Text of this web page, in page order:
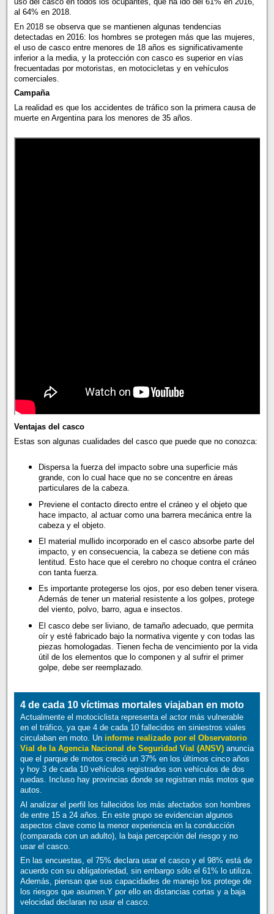
al 64% en 2018.
En 2018 se observa que se mantienen algunas tendencias
detectadas en 2016: los hombres se protegen más que las mujeres,
el uso de casco entre menores de 18 años es significativamente
inferior a la media, y la protección con casco es superior en vías
frecuentadas por motoristas, en motocicletas y en vehículos
comerciales.
Campaña
La realidad es que los accidentes de tráfico son la primera causa de
muerte en Argentina para los menores de 35 años.
Ventajas del casco
Estas son algunas cualidades del casco que puede que no conozca:
Dispersa la fuerza del impacto sobre una superficie más
grande, con lo cual hace que no se concentre en áreas
particulares de la cabeza.
Previene el contacto directo entre el cráneo y el objeto que
hace impacto, al actuar como una barrera mecánica entre la
cabeza y el objeto.
El material mullido incorporado en el casco absorbe parte del
impacto, y en consecuencia, la cabeza se detiene con más
lentitud. Esto hace que el cerebro no choque contra el cráneo
con tanta fuerza.
Es importante protegerse los ojos, por eso deben tener visera.
Además de tener un material resistente a los golpes, protege
del viento, polvo, barro, agua e insectos.
El casco debe ser liviano, de tamaño adecuado, que permita
oír y esté fabricado bajo la normativa vigente y con todas las
piezas homologadas. Tienen fecha de vencimiento por la vida
útil de los elementos que lo componen y al sufrir el primer
golpe, debe ser reemplazado.
4 de cada 10 víctimas mortales viajaban en moto
Actualmente el motociclista representa el actor más vulnerable
en el tráfico, ya que 4 de cada 10 fallecidos en siniestros viales
circulaban en moto. Uninforme realizado por el Observatorio
Vial de la Agencia Nacional de Seguridad Vial (ANSV)anuncia
que el parque de motos creció un 37% en los últimos cinco años
y hoy 3 de cada 10 vehículos registrados son vehículos de dos
ruedas. Incluso hay provincias donde se registran más motos que
autos.
Al analizar el perfil los fallecidos los más afectados son hombres
de entre 15 a 24 años. En este grupo se evidencian algunos
aspectos clave como la menor experiencia en la conducción
(comparada con un adulto), la baja percepción del riesgo y no
usar el casco.
En las encuestas, el 75% declara usar el casco y el 98% está de
acuerdo con su obligatoriedad, sin embargo sólo el 61% lo utiliza.
Además, piensan que sus capacidades de manejo los protege de
los riesgos que asumen.Y por ello en distancias cortas y a baja
velocidad declaran no usar el casco.